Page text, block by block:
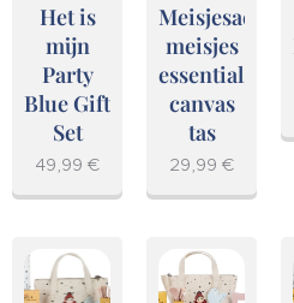
Het is
mijn
Party
Blue Gift
Set
49,99 €
Meisjesachtige
meisjes
essentials
canvas
tas
29,99 €